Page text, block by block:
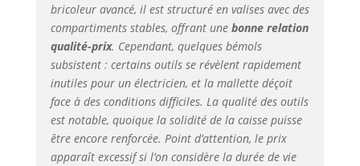
bricoleur avancé, il est structuré en valises avec des
compartiments stables, offrant une bonne relation
qualité-prix. Cependant, quelques bémols
subsistent : certains outils se révèlent rapidement
inutiles pour un électricien, et la mallette déçoit
face à des conditions difficiles. La qualité des outils
est notable, quoique la solidité de la caisse puisse
être encore renforcée. Point d’attention, le prix
apparaît excessif si l’on considère la durée de vie